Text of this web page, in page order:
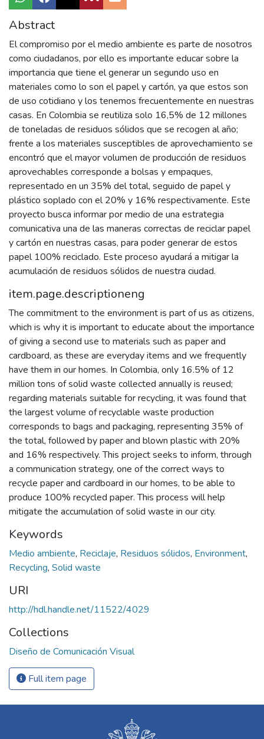
Abstract
El compromiso por el medio ambiente es parte de nosotros
como ciudadanos, por ello es importante educar sobre la
importancia que tiene el generar un segundo uso en
materiales como lo son el papel y cartón, ya que estos son
de uso cotidiano y los tenemos frecuentemente en nuestras
casas. En Colombia se reutiliza solo 16,5% de 12 millones
de toneladas de residuos sólidos que se recogen al año;
frente a los materiales susceptibles de aprovechamiento se
encontró que el mayor volumen de producción de residuos
aprovechables corresponde a bolsas y empaques,
representado en un 35% del total, seguido de papel y
plástico soplado con el 20% y 16% respectivamente. Este
proyecto busca informar por medio de una estrategia
comunicativa una de las maneras correctas de reciclar papel
y cartón en nuestras casas, para poder generar de estos
papel 100% reciclado. Este proceso ayudará a mitigar la
acumulación de residuos sólidos de nuestra ciudad.
item.page.descriptioneng
The commitment to the environment is part of us as citizens,
which is why it is important to educate about the importance
of giving a second use to materials such as paper and
cardboard, as these are everyday items and we frequently
have them in our homes. In Colombia, only 16.5% of 12
million tons of solid waste collected annually is reused;
regarding materials suitable for recycling, it was found that
the largest volume of recyclable waste production
corresponds to bags and packaging, representing 35% of
the total, followed by paper and blown plastic with 20%
and 16% respectively. This project seeks to inform, through
a communication strategy, one of the correct ways to
recycle paper and cardboard in our homes, to be able to
produce 100% recycled paper. This process will help
mitigate the accumulation of solid waste in our city.
Keywords
Medio ambiente, Reciclaje, Residuos sólidos, Environment,
Recycling, Solid waste
URI
http://hdl.handle.net/11522/4029
Collections
Diseño de Comunicación Visual
Full item page